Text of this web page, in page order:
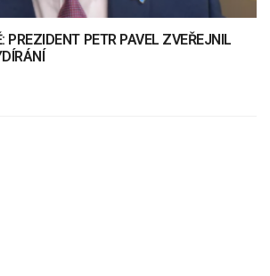
PREZIDENT PETR PAVEL ZVEŘEJNIL